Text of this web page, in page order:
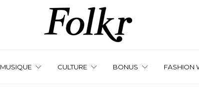
MUSIQUE CULTURE BONUS FASHION